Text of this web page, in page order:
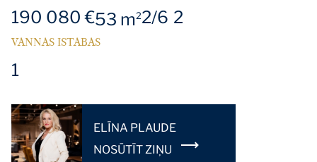
190 080 €53 m22/6 2
VANNAS ISTABAS
1
ELĪNA PLAUDE
NOSŪTĪT ZIŅU